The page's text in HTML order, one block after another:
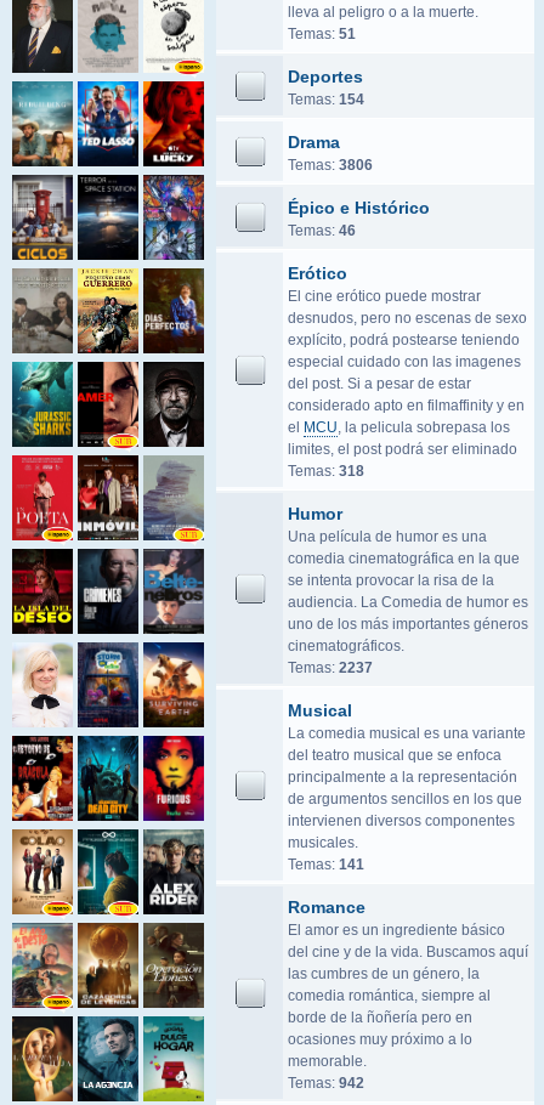
lleva al peligro o a la muerte.
Temas: 51
Deportes
Temas: 154
Drama
Temas: 3806
Épico e Histórico
Temas: 46
Erótico
El cine erótico puede mostrar
desnudos, pero no escenas de sexo
explícito, podrá postearse teniendo
especial cuidado con las imagenes
del post. Si a pesar de estar
considerado apto en filmaffinity y en
el
MCU, la pelicula sobrepasa los
limites, el post podrá ser eliminado
Temas: 318
Humor
Una película de humor es una
comedia cinematográfica en la que
se intenta provocar la risa de la
audiencia. La Comedia de humor es
uno de los más importantes géneros
cinematográficos.
Temas: 2237
Musical
La comedia musical es una variante
del teatro musical que se enfoca
principalmente a la representación
de argumentos sencillos en los que
intervienen diversos componentes
musicales.
Temas: 141
Romance
El amor es un ingrediente básico
del cine y de la vida. Buscamos aquí
las cumbres de un género, la
comedia romántica, siempre al
borde de la ñoñería pero en
ocasiones muy próximo a lo
memorable.
Temas: 942